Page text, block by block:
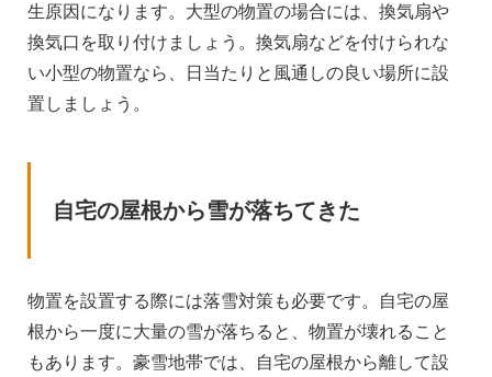
生原因になります。大型の物置の場合には、換気扇や
換気口を取り付けましょう。換気扇などを付けられな
い小型の物置なら、日当たりと風通しの良い場所に設
置しましょう。
自宅の屋根から雪が落ちてきた
物置を設置する際には落雪対策も必要です。自宅の屋
根から一度に大量の雪が落ちると、物置が壊れること
もあります。豪雪地帯では、自宅の屋根から離して設